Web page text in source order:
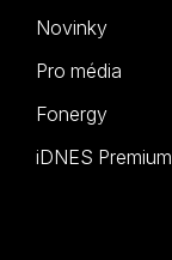
Novinky
Pro média
Fonergy
iDNES Premium